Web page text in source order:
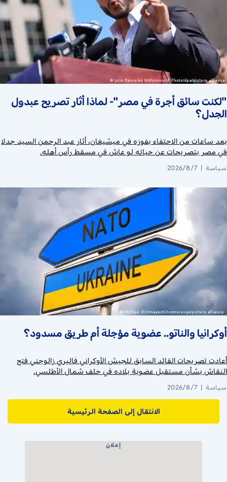
"لكنت سائق أجرة في مصر"- لماذا أثار تصريح عبدول
الجدل؟
بعد ساعات من الاحتفاء بفوزه في ميشيغان، أثار عبد الرحمن السيد جدلا
في مصر بتصريحات عن حياته لو عاش في مسقط رأس أهله.
سياسة 2026/8/7
أوكرانيا والناتو.. عضوية مؤجلة أم طريق مسدود؟
أعادت تصريحات القائد السابق للجيش الأوكراني فاليري زالوجني فتح
النقاش بشأن مستقبل عضوية بلاده في حلف شمال الأطلسي.
سياسة 2026/8/7
الانتقال إلى الصفحة الرئيسية
إعلان